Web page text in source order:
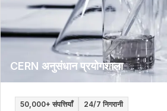
CERN अनुसंधान प्रयोगशाला
50,000+ संपत्तियाँ 24/7 निगरानी